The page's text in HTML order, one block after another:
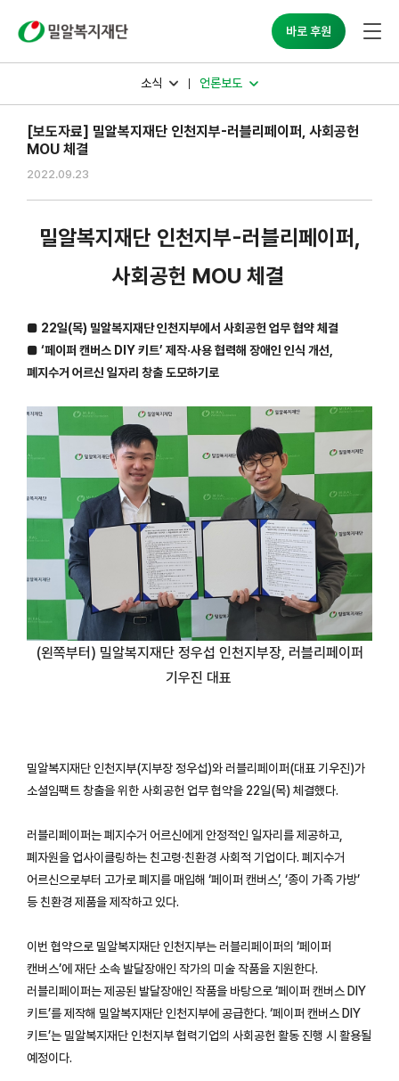
바로 후원
소식 언론보도
[보도자료] 밀알복지재단 인천지부-러블리페이퍼, 사회공헌
MOU 체결
2022.09.23
밀알복지재단 인천지부-러블리페이퍼,
사회공헌 MOU 체결
■ 22일(목) 밀알복지재단 인천지부에서 사회공헌 업무 협약 체결
■ ‘페이퍼 캔버스 DIY 키트’ 제작·사용 협력해 장애인 인식 개선,
폐지수거 어르신 일자리 창출 도모하기로
(왼쪽부터) 밀알복지재단 정우섭 인천지부장, 러블리페이퍼
기우진 대표
밀알복지재단 인천지부(지부장 정우섭)와 러블리페이퍼(대표 기우진)가
소셜임팩트 창출을 위한 사회공헌 업무 협약을 22일(목) 체결했다.
러블리페이퍼는 폐지수거 어르신에게 안정적인 일자리를 제공하고,
폐자원을 업사이클링하는 친고령·친환경 사회적 기업이다. 폐지수거
어르신으로부터 고가로 폐지를 매입해 ‘페이퍼 캔버스’, ‘종이 가족 가방’
등 친환경 제품을 제작하고 있다.
이번 협약으로 밀알복지재단 인천지부는 러블리페이퍼의 ‘페이퍼
캔버스’에 재단 소속 발달장애인 작가의 미술 작품을 지원한다.
러블리페이퍼는 제공된 발달장애인 작품을 바탕으로 ‘페이퍼 캔버스 DIY
키트’를 제작해 밀알복지재단 인천지부에 공급한다. ‘페이퍼 캔버스 DIY
키트’는 밀알복지재단 인천지부 협력기업의 사회공헌 활동 진행 시 활용될
예정이다.